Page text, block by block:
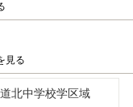
見る
北中学校学区域